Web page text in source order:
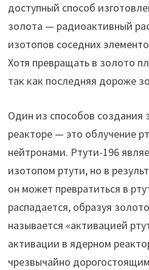
доступный способ
золота — радиоактивный
изотопов соседних
Хотя превращать в золото
так как последняя дороже
Один из способов создания
реакторе — это облучение
нейтронами. Ртути-196
изотопом ртути, но в
он может превратиться в
распадается, образуя
называется «активацией
активации в ядерном
чрезвычайно